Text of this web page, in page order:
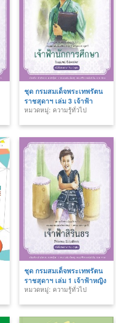
ชุด กรมสมเด็จพระเทพรัตน
ราชสุดาฯ เล่ม 3 เจ้าฟ้า
นักการศึกษา
หมวดหมู่: ความรู้ทั่วไป
ชุด กรมสมเด็จพระเทพรัตน
ราชสุดาฯ เล่ม 1 เจ้าฟ้าหญิง
สิรินธร
หมวดหมู่: ความรู้ทั่วไป